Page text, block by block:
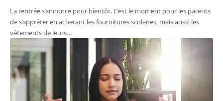
La rentrée s’annonce pour bientôt. C’est le moment pour les parents
de s’apprêter en achetant les fournitures scolaires, mais aussi les
vêtements de leurs…